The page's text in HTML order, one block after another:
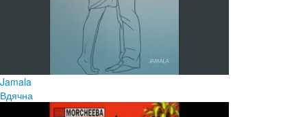
Jamala
Вдячна